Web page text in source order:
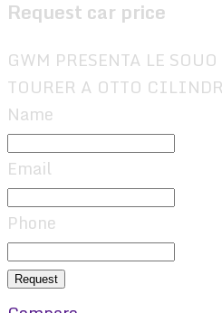
Request car price
GWM PRESENTA LE
TOURER A OTTO
Name
Email
Phone
Request